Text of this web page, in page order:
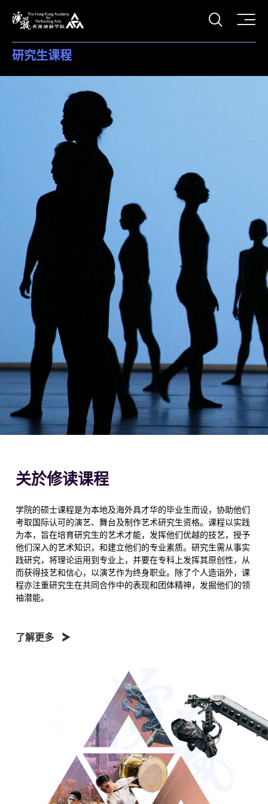
打开
研究生课程
关於修读课程
学院的硕士课程是为本地及海外具才华的毕业生而设，协助他们
考取国际认可的演艺、舞台及制作艺术研究生资格。课程以实践
为本，旨在培育研究生的艺术才能，发挥他们优越的技艺，授予
他们深入的艺术知识，和建立他们的专业素质。研究生需从事实
践研究，将理论运用到专业上，并要在专科上发挥其原创性，从
而获得技艺和信心，以演艺作为终身职业。除了个人造诣外，课
程亦注重研究生在共同合作中的表现和团体精神，发掘他们的领
袖潜能。
了解更多